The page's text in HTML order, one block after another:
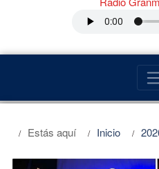
Estás aquí Inicio